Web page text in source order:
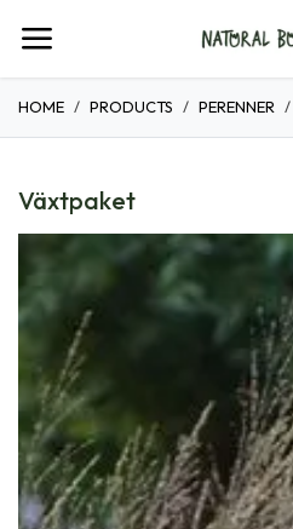
HOME PRODUCTS PERENNER
Växtpaket